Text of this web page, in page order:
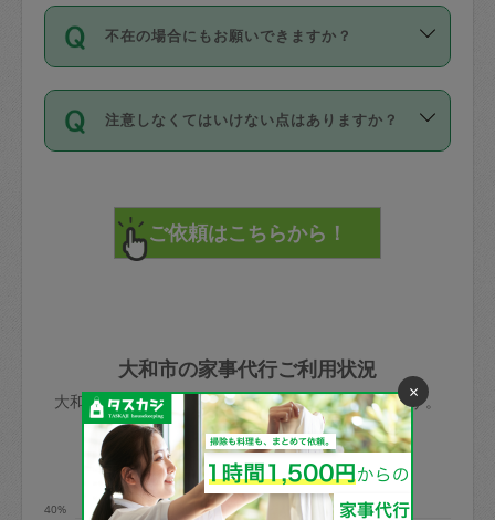
を依頼してください。
参考
【詳細】タスカジさんの登録に際
写真を撮り、
詳細FAQ：
損害賠償保険について教えて
1. 直前キャンセル（定期、スポット契約
共通）
72時間を超える※と、以下のキャンセル
料が発生します。
直前キャンセル料：
72時間前〜24時間前＝依頼料金の50%
依頼者不在による当日キャンセル＝依頼
金額の100%＋交通費全額
※例：依頼日時／土曜日午前9時開始の場
合、水曜日午前9時以降はキャンセル料が
発生
「お試し利用」というメニューはありま
せんが、「一回のみ」依頼を活用するこ
とによって、気に入ったタスカジさんを
まず、条件の合う気になるタスカジさ
みてください。
その後、一番気に入ったタスカジさんに
不在の場合にもお願いできますか？
不在の場合の作業はタスカジさんの同意
が必要です。数回の依頼ののち、タスカ
ジさんと依頼者の間で十分な信頼関係が
てください。
不在時に部屋に入るためにタスカジさん
きた場合は損害保険の対象外となるので
ご注意ください。
注意しなくてはいけない点はありますか？
で、必ず鍵のかかるロッカーや金庫に入
れて依頼者の責任の元管理するよう心掛
けてください。
玉、など
あわせてこちらも参照ください：初めて
利用します。注意しなくてはいけない点
はありますか？
大和市の家事代行ご利用状況
大和市のタスカジの利用データを元に掲載しています。
利用の多い曜日は？
40%
×